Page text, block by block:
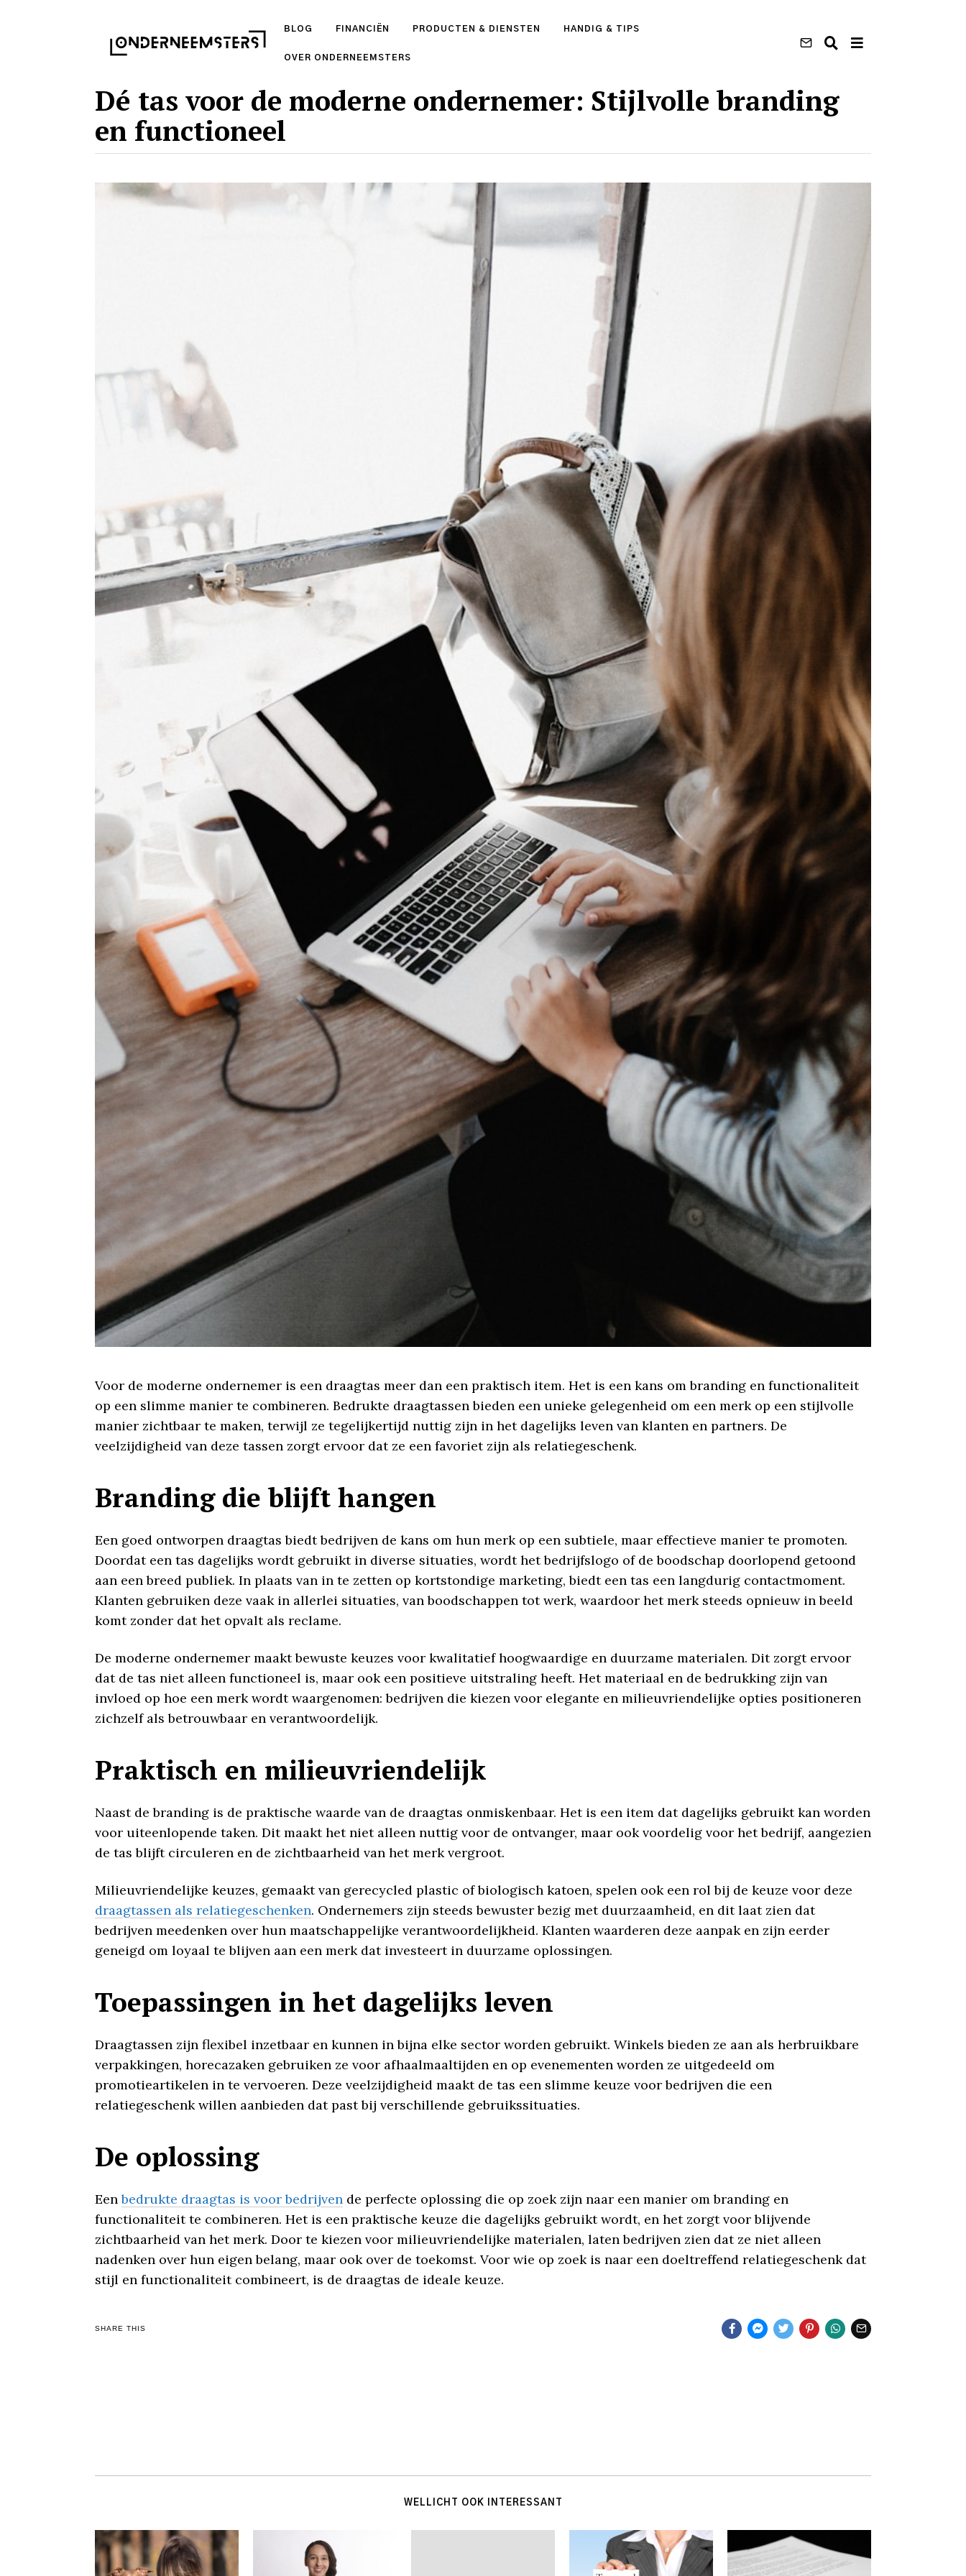
BLOG FINANCIËN PRODUCTEN & DIENSTEN HANDIG & TIPS
OVER ONDERNEEMSTERS
Dé tas voor de moderne ondernemer: Stijlvolle branding
en functioneel
Voor de moderne ondernemer is een draagtas meer dan een praktisch item. Het is een kans om branding en functionaliteit
op een slimme manier te combineren. Bedrukte draagtassen bieden een unieke gelegenheid om een merk op een stijlvolle
manier zichtbaar te maken, terwijl ze tegelijkertijd nuttig zijn in het dagelijks leven van klanten en partners. De
veelzijdigheid van deze tassen zorgt ervoor dat ze een favoriet zijn als relatiegeschenk.
Branding die blijft hangen
Een goed ontworpen draagtas biedt bedrijven de kans om hun merk op een subtiele, maar effectieve manier te promoten.
Doordat een tas dagelijks wordt gebruikt in diverse situaties, wordt het bedrijfslogo of de boodschap doorlopend getoond
aan een breed publiek. In plaats van in te zetten op kortstondige marketing, biedt een tas een langdurig contactmoment.
Klanten gebruiken deze vaak in allerlei situaties, van boodschappen tot werk, waardoor het merk steeds opnieuw in beeld
komt zonder dat het opvalt als reclame.
De moderne ondernemer maakt bewuste keuzes voor kwalitatief hoogwaardige en duurzame materialen. Dit zorgt ervoor
dat de tas niet alleen functioneel is, maar ook een positieve uitstraling heeft. Het materiaal en de bedrukking zijn van
invloed op hoe een merk wordt waargenomen: bedrijven die kiezen voor elegante en milieuvriendelijke opties positioneren
zichzelf als betrouwbaar en verantwoordelijk.
Praktisch en milieuvriendelijk
Naast de branding is de praktische waarde van de draagtas onmiskenbaar. Het is een item dat dagelijks gebruikt kan worden
voor uiteenlopende taken. Dit maakt het niet alleen nuttig voor de ontvanger, maar ook voordelig voor het bedrijf, aangezien
de tas blijft circuleren en de zichtbaarheid van het merk vergroot.
Milieuvriendelijke keuzes, gemaakt van gerecycled plastic of biologisch katoen, spelen ook een rol bij de keuze voor deze
draagtassen als relatiegeschenken. Ondernemers zijn steeds bewuster bezig met duurzaamheid, en dit laat zien dat
bedrijven meedenken over hun maatschappelijke verantwoordelijkheid. Klanten waarderen deze aanpak en zijn eerder
geneigd om loyaal te blijven aan een merk dat investeert in duurzame oplossingen.
Toepassingen in het dagelijks leven
Draagtassen zijn flexibel inzetbaar en kunnen in bijna elke sector worden gebruikt. Winkels bieden ze aan als herbruikbare
verpakkingen, horecazaken gebruiken ze voor afhaalmaaltijden en op evenementen worden ze uitgedeeld om
promotieartikelen in te vervoeren. Deze veelzijdigheid maakt de tas een slimme keuze voor bedrijven die een
relatiegeschenk willen aanbieden dat past bij verschillende gebruikssituaties.
De oplossing
Eenbedrukte draagtas is voor bedrijven de perfecte oplossing die op zoek zijn naar een manier om branding en
functionaliteit te combineren. Het is een praktische keuze die dagelijks gebruikt wordt, en het zorgt voor blijvende
zichtbaarheid van het merk. Door te kiezen voor milieuvriendelijke materialen, laten bedrijven zien dat ze niet alleen
nadenken over hun eigen belang, maar ook over de toekomst. Voor wie op zoek is naar een doeltreffend relatiegeschenk dat
stijl en functionaliteit combineert, is de draagtas de ideale keuze.
SHARE THIS
WELLICHT OOK INTERESSANT